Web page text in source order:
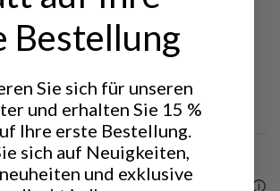
(100 % fluorcarbonfrei).
Bestellung
Sie sich für unseren
und erhalten Sie 15 %
Ihre erste Bestellung.
sich auf Neuigkeiten,
und exklusive